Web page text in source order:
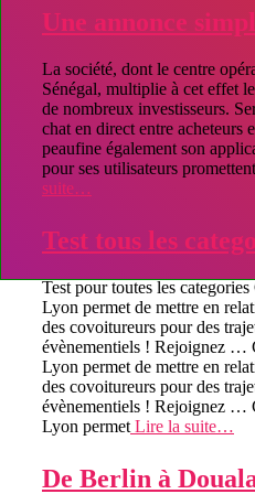
Une annonce
La société, dont le centre
Sénégal, multiplie à cet effet
de nombreux investisseurs.
chat en direct entre
peaufine également son
pour ses utilisateurs
suite…
Test tous les
Test pour toutes les
Lyon permet de mettre en
des covoitureurs pour des
évènementiels ! Rejoignez …
Lyon permet de mettre en
des covoitureurs pour des
évènementiels ! Rejoignez …
Lyon permet Lire la suite…
De Berlin à